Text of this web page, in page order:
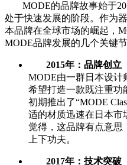
MODE的品牌故事始于
处于快速发展的阶段。作为
本品牌在全球市场的崛起，
MODE品牌发展的几个关键节
2015年：品牌创立
MODE由一群日本设计
希望打造一款既注重功
初期推出了“MODE
适的材质迅速在日本市
觉得，这品牌有点意思
上下功夫。
2017年：技术突破